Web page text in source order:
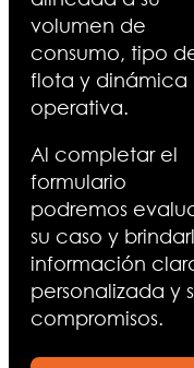
volumen de
consumo, tipo
flota y dinámica
operativa.
Al completar el
formulario
podremos
su caso y
información
personalizada y
compromisos.